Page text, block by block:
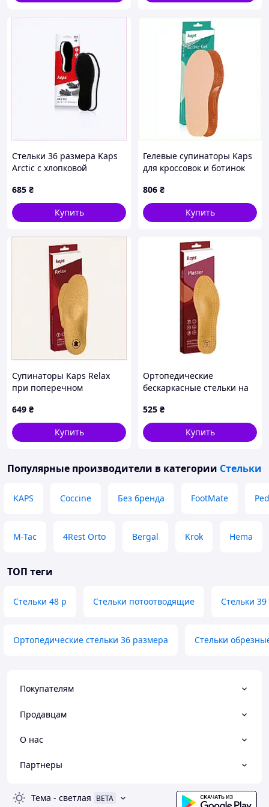
Стельки 36 размера Kaps
Arctic с хлопковой
685 ₴
Купить
Гелевые супинаторы Kaps
для кроссовок и ботинок
806 ₴
Купить
Супинаторы Kaps Relax
при поперечном
6A6B11370
649 ₴
Купить
Ортопедические
бескаркасные стельки на
Master 44
525 ₴
Купить
Популярные производители в категории Стельки
KAPS Coccine Без бренда FootMate
M-Tac 4Rest Orto Bergal Krok Hema
ТОП теги
Стельки 48 р Стельки потоотводящие Стельки 39
Ортопедические стельки 36 размера Стельки
Покупателям
Продавцам
О нас
Партнеры
Тема - светлая BETA